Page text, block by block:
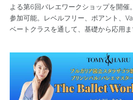
よる第6回バレエワークショップを開催
参加可能。レベルフリー、ポアント、
ベートクラスを通して、基礎から応用ま